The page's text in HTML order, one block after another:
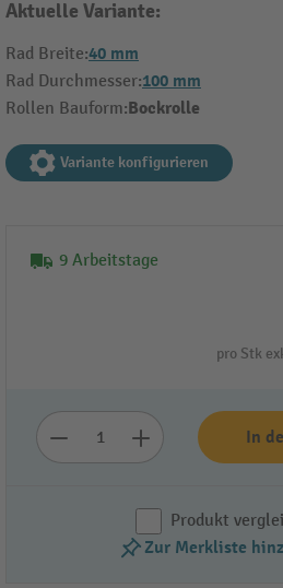
Aktuelle Variante:
Rad Breite:40 mm
Rad Durchmesser:100 mm
Rollen Bauform:Bockrolle
Variante konfigurieren
9 Arbeitstage
pro Stk
In
Produkt
Zur Merkliste